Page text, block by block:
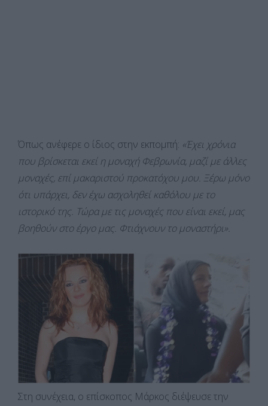
Όπως ανέφερε ο ίδιος στην εκπομπή: «Έχει χρόνια
που βρίσκεται εκεί η μοναχή Φεβρωνία, μαζί με άλλες
μοναχές, επί μακαριστού προκατόχου μου. Ξέρω μόνο
ότι υπάρχει, δεν έχω ασχοληθεί καθόλου με το
ιστορικό της. Τώρα με τις μοναχές που είναι εκεί, μας
βοηθούν στο έργο μας. Φτιάχνουν το μοναστήρι».
Στη συνέχεια, ο επίσκοπος Μάρκος διέψευσε την